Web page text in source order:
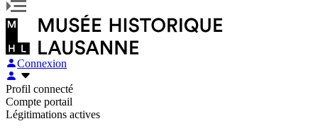
Connexion
Profil connecté
Compte portail
Légitimations actives